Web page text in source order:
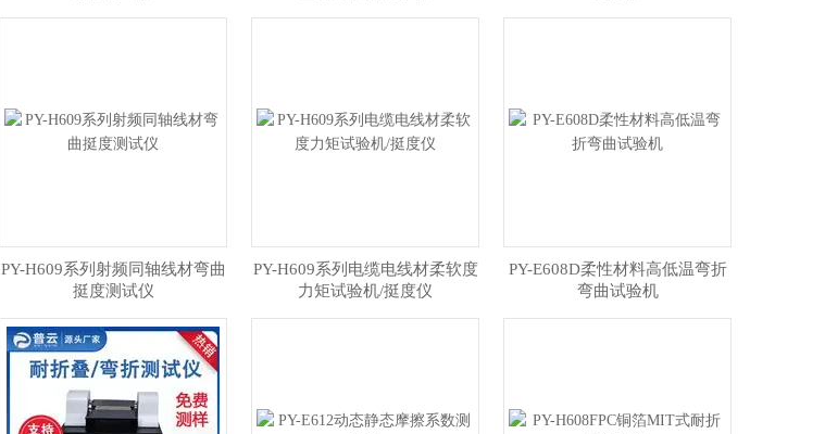
PY-H609系列射频同轴线材弯曲
挺度测试仪
PY-H609系列电缆电线材柔软度
力矩试验机/挺度仪
​PY-E608D柔性材料高低温弯折
弯曲试验机